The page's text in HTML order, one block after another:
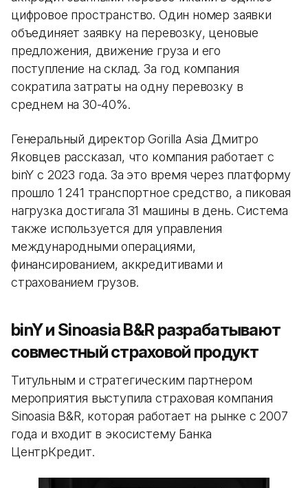
цифровое пространство. Один номер заявки
объединяет заявку на перевозку, ценовые
предложения, движение груза и его
поступление на склад. За год компания
сократила затраты на одну перевозку в
среднем на 30-40%.
Генеральный директор Gorilla Asia Дмитро
Яковцев рассказал, что компания работает с
binY с 2023 года. За это время через платформу
прошло 1 241 транспортное средство, а пиковая
нагрузка достигала 31 машины в день. Система
также используется для управления
международными операциями,
финансированием, аккредитивами и
страхованием грузов.
binY и Sinoasia B&R разрабатывают
совместный страховой продукт
Титульным и стратегическим партнером
мероприятия выступила страховая компания
Sinoasia B&R, которая работает на рынке с 2007
года и входит в экосистему Банка
ЦентрКредит.